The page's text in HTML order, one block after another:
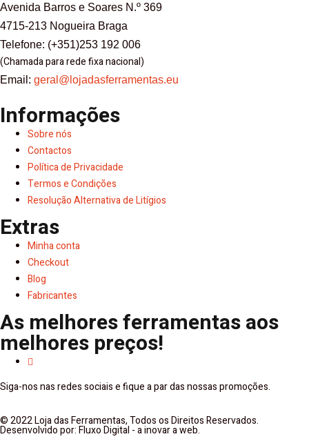
Avenida Barros e Soares N.º 369
4715-213 Nogueira Braga
Telefone: (+351)253 192 006
(Chamada para rede fixa nacional)
Email: geral@lojadasferramentas.eu
Informações
Sobre nós
Contactos
Política de Privacidade
Termos e Condições
Resolução Alternativa de Litígios
Extras
Minha conta
Checkout
Blog
Fabricantes
As melhores ferramentas aos
melhores preços!
Siga-nos nas redes sociais e fique a par das nossas promoções.
© 2022 Loja das Ferramentas, Todos os Direitos Reservados.
Desenvolvido por: Fluxo Digital - a inovar a web.